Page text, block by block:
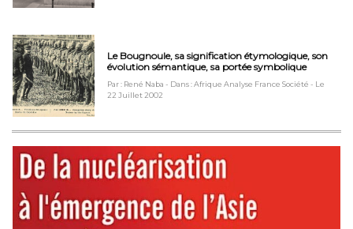
Le Bougnoule, sa signification étymologique, son
évolution sémantique, sa portée symbolique
Par : René Naba - Dans : Afrique Analyse France Société - Le
22 Juillet 2002